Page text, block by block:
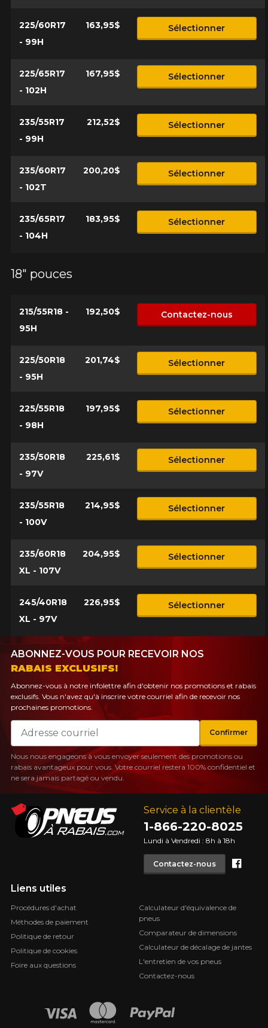
225/60R17
- 99H
163,95$ Sélectionner
225/65R17
- 102H
167,95$ Sélectionner
235/55R17
- 99H
212,52$ Sélectionner
235/60R17
- 102T
200,20$ Sélectionner
235/65R17
- 104H
183,95$ Sélectionner
18" pouces
215/55R18 -
95H
192,50$ Contactez-nous
225/50R18
- 95H
201,74$ Sélectionner
225/55R18
- 98H
197,95$ Sélectionner
235/50R18
- 97V
225,61$ Sélectionner
235/55R18
- 100V
214,95$ Sélectionner
235/60R18
XL - 107V
204,95$ Sélectionner
245/40R18
XL - 97V
226,95$ Sélectionner
Service à la clientèle
1-866-220-8025
Lundi à Vendredi : 8h à 18h
Contactez-nous
Liens utiles
Procédures d'achat
Méthodes de paiement
Politique de retour
Politique de cookies
Foire aux questions
Calculateur d'équivalence de
pneus
Comparateur de dimensions
Calculateur de décalage de jantes
L'entretien de vos pneus
Contactez-nous
ABONNEZ-VOUS POUR RECEVOIR NOS
RABAIS EXCLUSIFS!
Abonnez-vous à notre infolettre afin d'obtenir nos promotions et rabais
exclusifs. Vous n'avez qu'à inscrire votre courriel afin de recevoir nos
prochaines promotions.
Courriel
Confirmer
Nous nous engageons à vous envoyer seulement des promotions ou
rabais avantageux pour vous. Votre courriel restera 100% confidentiel et
ne sera jamais partagé ou vendu.